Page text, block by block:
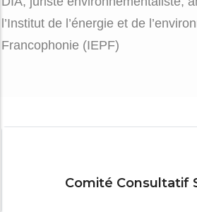
DIA, juriste environnementaliste,
l’Institut de l’énergie et de
Francophonie (IEPF)